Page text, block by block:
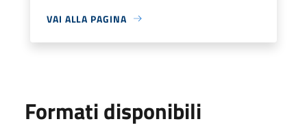
VAI ALLA PAGINA
Formati disponibili